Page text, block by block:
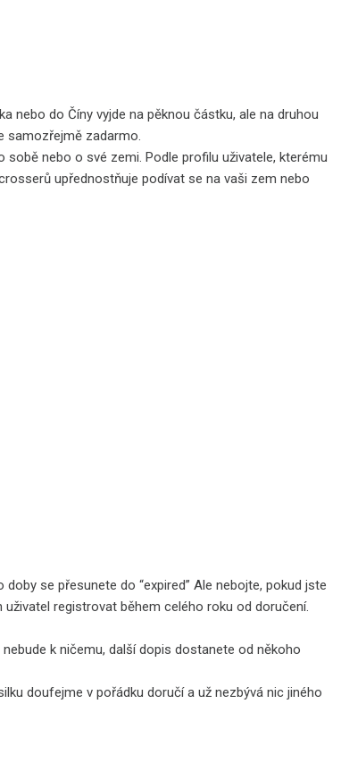
nebo do Číny vyjde na pěknou částku, ale na druhou
samozřejmě zadarmo.
nebo o své zemi. Podle profilu uživatele, kterému
upřednostňuje podívat se na vaši zem nebo
se přesunete do “expired” Ale nebojte, pokud jste
registrovat během celého roku od doručení.
k ničemu, další dopis dostanete od někoho
doufejme v pořádku doručí a už nezbývá nic jiného